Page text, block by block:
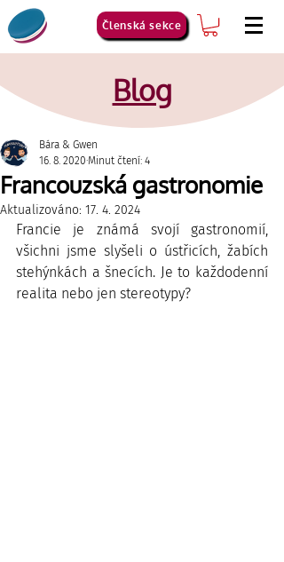
Členská sekce
Blog
Francouzská gastronomie
Bára & Gwen
16. 8. 2020 Minut čtení: 4
Aktualizováno: 17. 4. 2024
Francie je známá svojí gastronomií,
všichni jsme slyšeli o ústřicích, žabích
stehýnkách a šnecích. Je to každodenní
realita nebo jen stereotypy?